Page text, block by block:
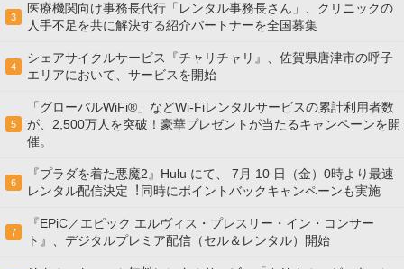
3
医療機関向け事務長代行「レンタル事務長さん」、クリニックの
人手不足を共に解決する紹介パートナーを全国募集
4
シェアサイクルサービス『チャリチャリ』、佐賀県唐津市の呼子
エリアにおいて、サービスを開始
5
「グローバルWiFi®」などWi-Fiレンタルサービスの累計利用者数
が、2,500万人を突破！豪華プレゼントが当たるキャンペーンを開
催。
6
『プラダを着た悪魔2』Hulu にて、 7⽉ 10 ⽇（金）0時より最速
レンタル配信決定︕同時にポイントバックキャンペーンも実施
7
『EPiC／エピック エルヴィス・プレスリー・イン・コンサー
ト』、デジタルプレミア配信（セル＆レンタル）開始